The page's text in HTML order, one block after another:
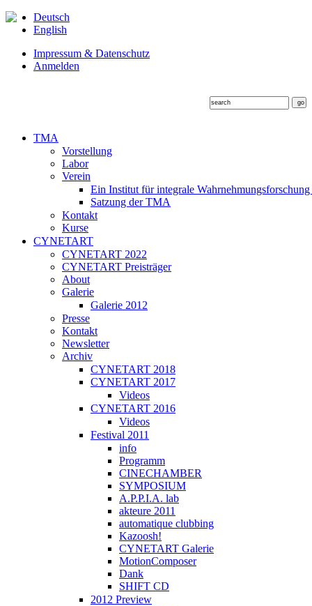
Deutsch
English
Impressum & Datenschutz
Anmelden
TMA
Vorstellung
Labor
Verein
Ein Institut für integrale
Satzung der TMA
Kontakt
Kurse
CYNETART
CYNETART 2022
CYNETART Preisträger
About
Galerie
Galerie 2012
Presse
Kontakt
Newsletter
Archiv
CYNETART 2018
CYNETART 2017
Videos
CYNETART 2016
Videos
Festival 2011
info
Programm
CINECHAMBER
SYMPOSIUM
A.P.P.I.A. lab
akteure 2011
automatique clubbing
Kazoosh!
CYNETART Galerie
MotionComposer
Dank
SHIFT CD
2012 Preview